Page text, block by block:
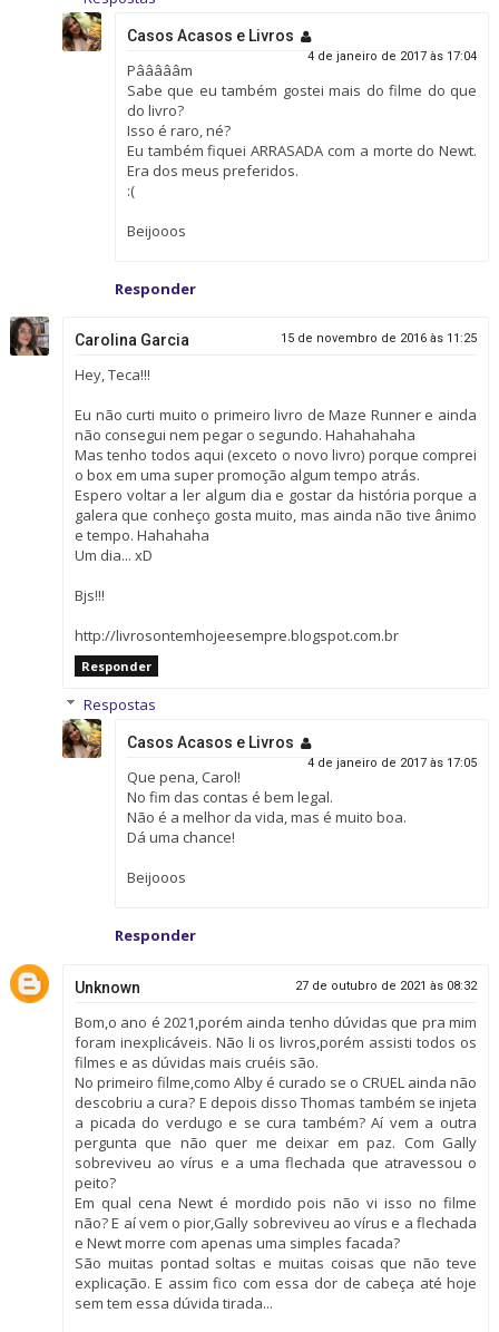
Casos Acasos e Livros
4 de janeiro de 2017 às 17:04
Pâââââm
Sabe que eu também gostei mais do filme do que
do livro?
Isso é raro, né?
Eu também fiquei ARRASADA com a morte do Newt.
Era dos meus preferidos.
:(
Beijooos
Responder
Carolina Garcia 15 de novembro de 2016 às 11:25
Hey, Teca!!!
Eu não curti muito o primeiro livro de Maze Runner e ainda
não consegui nem pegar o segundo. Hahahahaha
Mas tenho todos aqui (exceto o novo livro) porque comprei
o box em uma super promoção algum tempo atrás.
Espero voltar a ler algum dia e gostar da história porque a
galera que conheço gosta muito, mas ainda não tive ânimo
e tempo. Hahahaha
Um dia... xD
Bjs!!!
http://livrosontemhojeesempre.blogspot.com.br
Responder
Respostas
Casos Acasos e Livros
4 de janeiro de 2017 às 17:05
Que pena, Carol!
No fim das contas é bem legal.
Não é a melhor da vida, mas é muito boa.
Dá uma chance!
Beijooos
Responder
Unknown 27 de outubro de 2021 às 08:32
Bom,o ano é 2021,porém ainda tenho dúvidas que pra mim
foram inexplicáveis. Não li os livros,porém assisti todos os
filmes e as dúvidas mais cruéis são.
No primeiro filme,como Alby é curado se o CRUEL ainda não
descobriu a cura? E depois disso Thomas também se injeta
a picada do verdugo e se cura também? Aí vem a outra
pergunta que não quer me deixar em paz. Com Gally
sobreviveu ao vírus e a uma flechada que atravessou o
peito?
Em qual cena Newt é mordido pois não vi isso no filme
não? E aí vem o pior,Gally sobreviveu ao vírus e a flechada
e Newt morre com apenas uma simples facada?
São muitas pontad soltas e muitas coisas que não teve
explicação. E assim fico com essa dor de cabeça até hoje
sem tem essa dúvida tirada...